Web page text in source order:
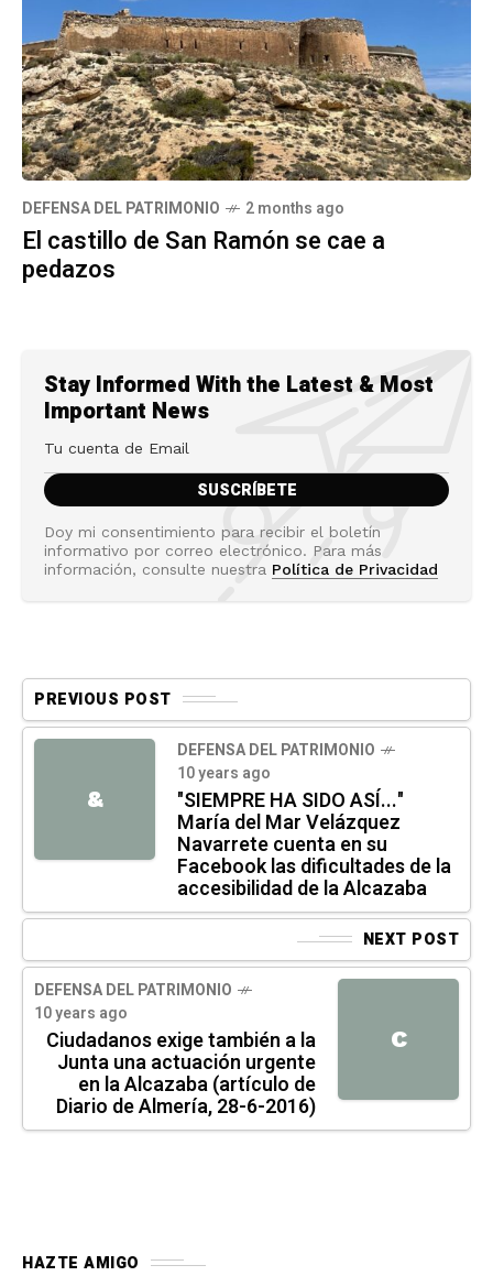
DEFENSA DEL PATRIMONIO 2 months ago
El castillo de San Ramón se cae a
pedazos
Stay Informed With the Latest & Most
Important News
Doy mi consentimiento para recibir el boletín
informativo por correo electrónico. Para más
información, consulte nuestra Política de Privacidad
PREVIOUS POST
&
DEFENSA DEL PATRIMONIO
10 years ago
"SIEMPRE HA SIDO ASÍ..."
María del Mar Velázquez
Navarrete cuenta en su
Facebook las dificultades de la
accesibilidad de la Alcazaba
NEXT POST
C
DEFENSA DEL PATRIMONIO
10 years ago
Ciudadanos exige también a la
Junta una actuación urgente
en la Alcazaba (artículo de
Diario de Almería, 28-6-2016)
HAZTE AMIGO